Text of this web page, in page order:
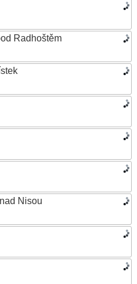
Radhoštěm
Nisou